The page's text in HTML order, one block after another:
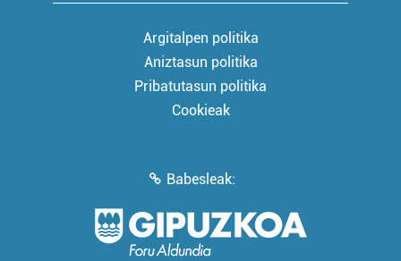
Argitalpen politika
Aniztasun politika
Pribatutasun politika
Cookieak
Babesleak: